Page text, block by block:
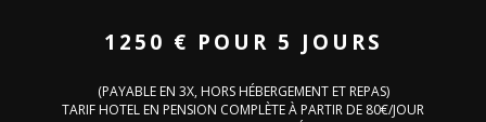
1250 € POUR 5 JOURS
(PAYABLE EN 3X, HORS HÉBERGEMENT ET REPAS)
TARIF HOTEL EN PENSION COMPLÈTE À PARTIR DE 80€/JOUR